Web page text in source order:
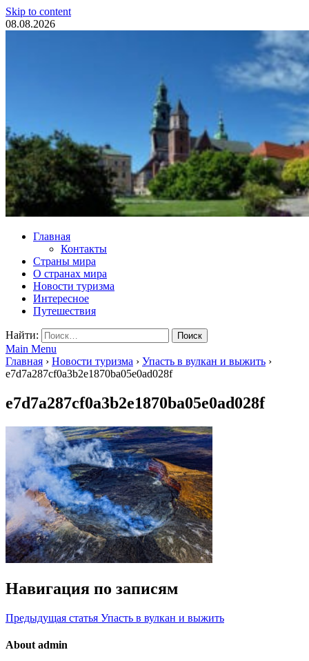
Skip to content
08.08.2026
Туристические новости
Главная
Контакты
Страны мира
О странах мира
Новости туризма
Интересное
Путешествия
Найти:
Main Menu
Главная › Новости туризма › Упасть в вулкан и выжить ›
e7d7a287cf0a3b2e1870ba05e0ad028f
e7d7a287cf0a3b2e1870ba05e0ad028f
Навигация по записям
Предыдущая статья Упасть в вулкан и выжить
About admin